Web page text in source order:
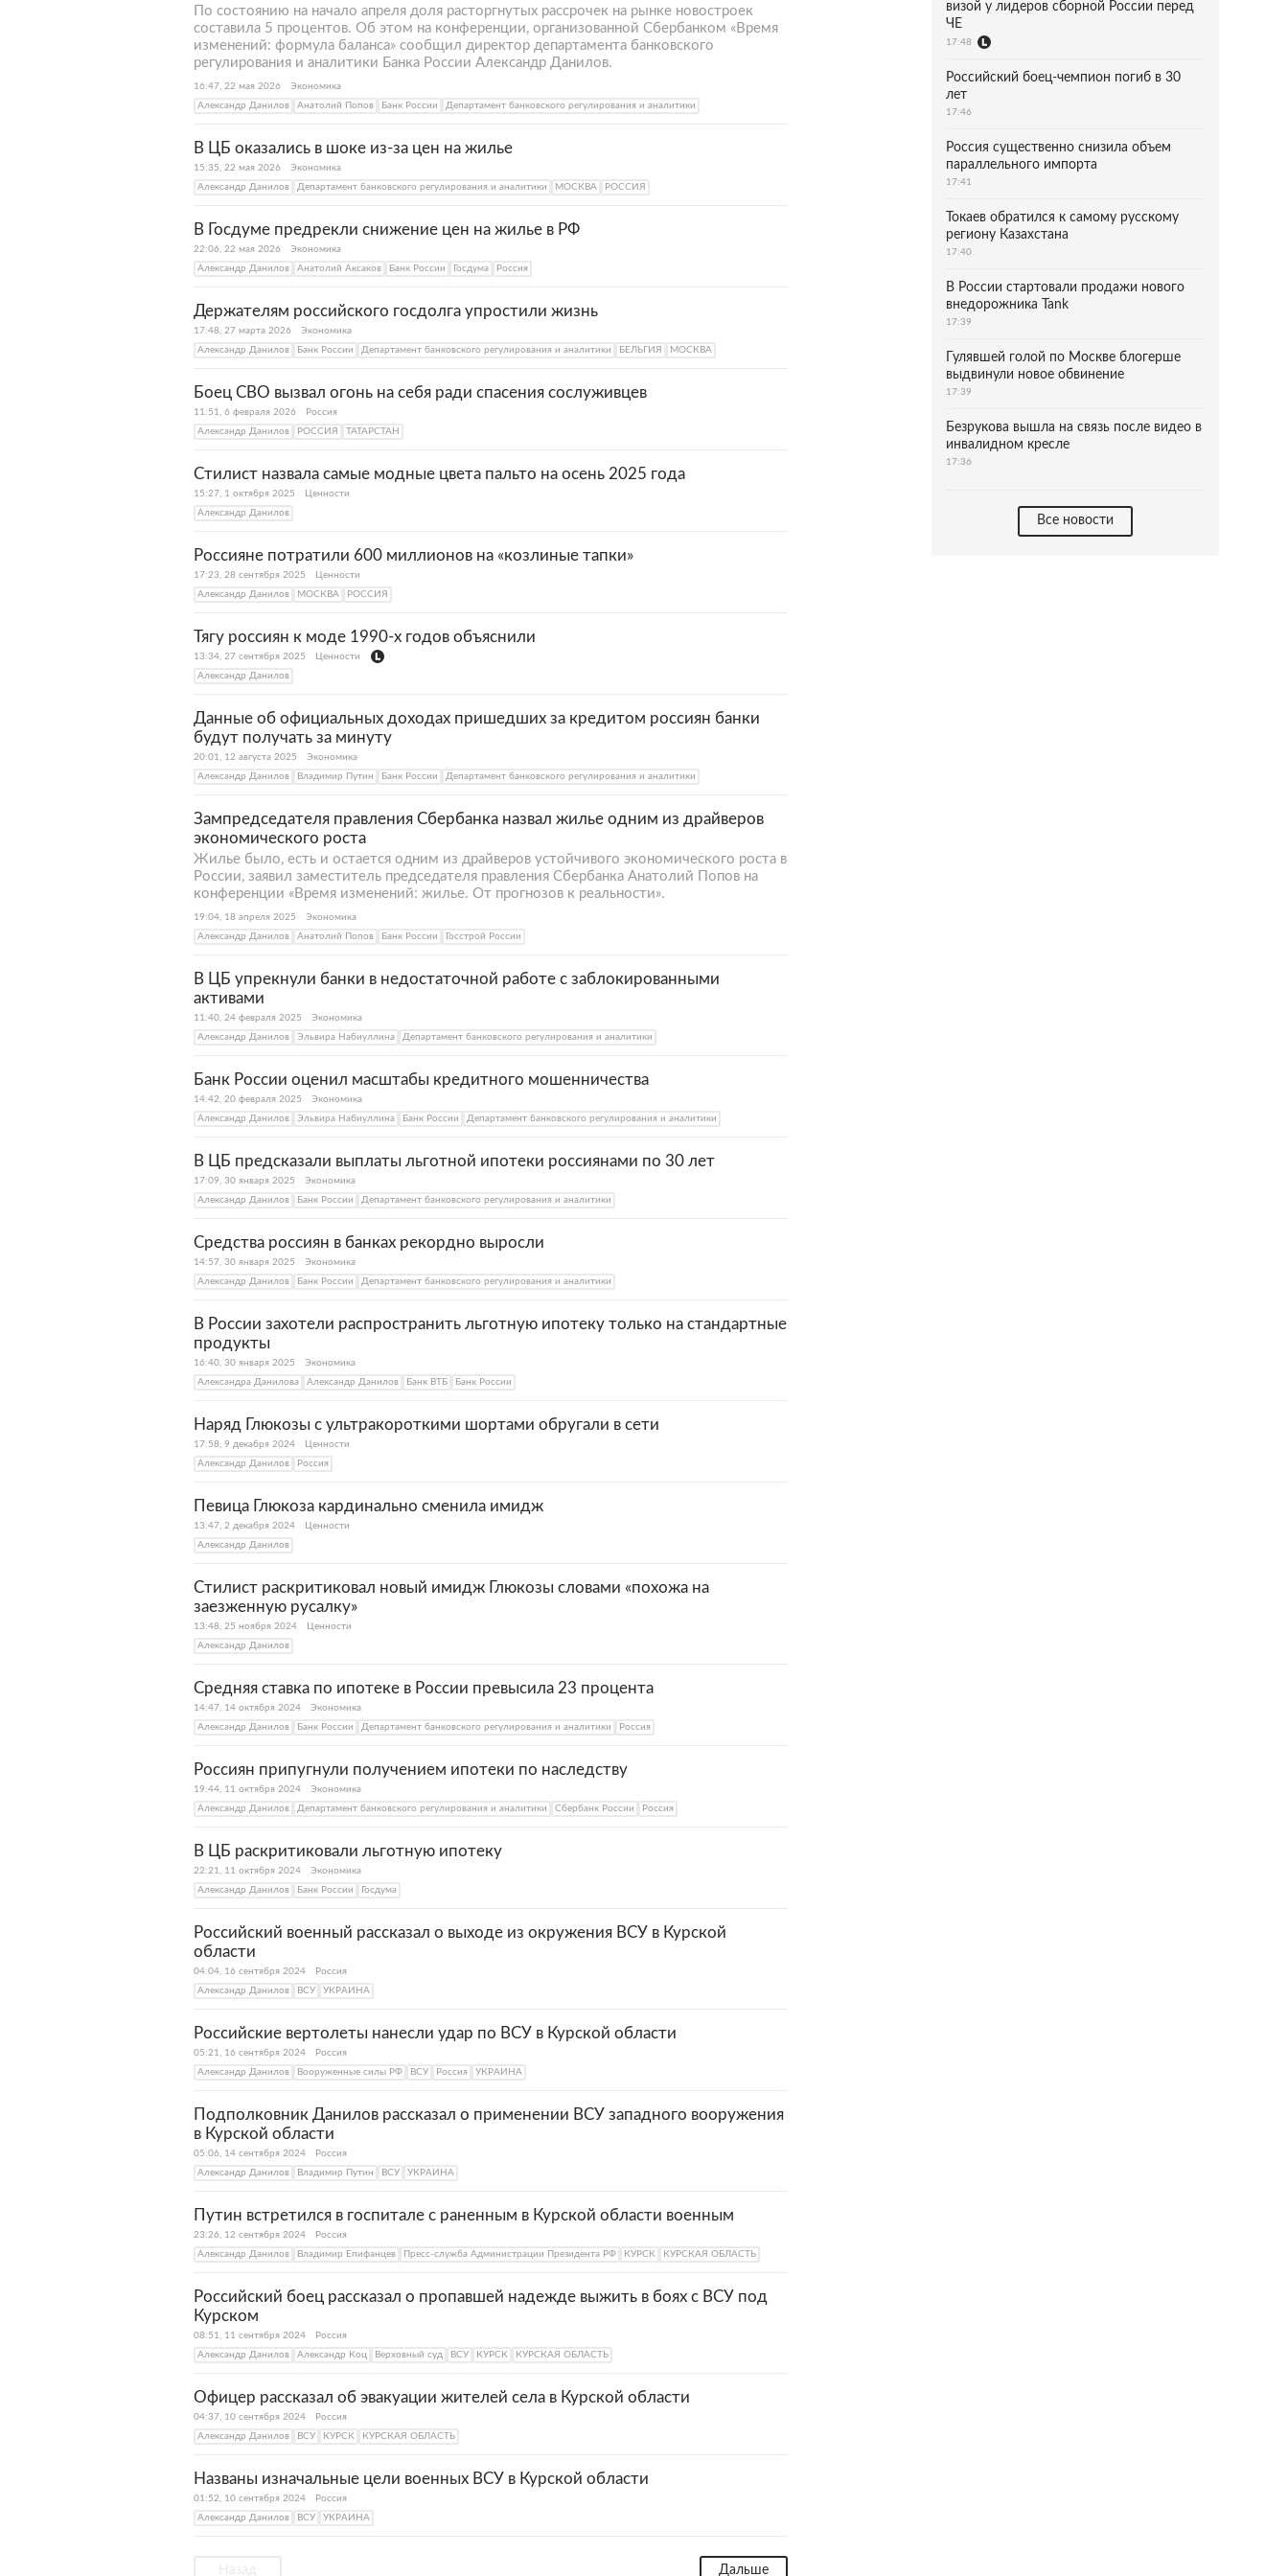
По состоянию на начало апреля доля расторгнутых рассрочек на рынке новостроек
составила 5 процентов. Об этом на конференции, организованной Сбербанком «Время
изменений: формула баланса» сообщил директор департамента банковского
регулирования и аналитики Банка России Александр Данилов.
16:47, 22 мая 2026
Экономика
Александр Данилов
Анатолий Попов Банк России Департамент банковского регулирования и аналитики
В ЦБ оказались в шоке из-за цен на жилье
15:35, 22 мая 2026
Экономика
Александр Данилов
Департамент банковского регулирования и аналитики МОСКВА РОССИЯ
В Госдуме предрекли снижение цен на жилье в РФ
22:06, 22 мая 2026
Экономика
Александр Данилов
Анатолий Аксаков Банк России Госдума Россия
Держателям российского госдолга упростили жизнь
17:48, 27 марта 2026
Экономика
Александр Данилов
Банк России Департамент банковского регулирования и аналитики БЕЛЬГИЯ МОСКВА
Боец СВО вызвал огонь на себя ради спасения сослуживцев
11:51, 6 февраля 2026
Россия
Александр Данилов
РОССИЯ ТАТАРСТАН
Стилист назвала самые модные цвета пальто на осень 2025 года
15:27, 1 октября 2025
Ценности
Александр Данилов
Россияне потратили 600 миллионов на «козлиные тапки»
17:23, 28 сентября 2025
Ценности
Александр Данилов
МОСКВА РОССИЯ
Тягу россиян к моде 1990-х годов объяснили
13:34, 27 сентября 2025
Ценности
Александр Данилов
Данные об официальных доходах пришедших за кредитом россиян банки
будут получать за минуту
20:01, 12 августа 2025
Экономика
Александр Данилов
Владимир Путин Банк России Департамент банковского регулирования и аналитики
Зампредседателя правления Сбербанка назвал жилье одним из драйверов
экономического роста
Жилье было, есть и остается одним из драйверов устойчивого экономического роста в
России, заявил заместитель председателя правления Сбербанка Анатолий Попов на
конференции «Время изменений: жилье. От прогнозов к реальности».
19:04, 18 апреля 2025
Экономика
Александр Данилов
Анатолий Попов Банк России Госстрой России
В ЦБ упрекнули банки в недостаточной работе с заблокированными
активами
11:40, 24 февраля 2025
Экономика
Александр Данилов
Эльвира Набиуллина Департамент банковского регулирования и аналитики
Банк России оценил масштабы кредитного мошенничества
14:42, 20 февраля 2025
Экономика
Александр Данилов
Эльвира Набиуллина Банк России Департамент банковского регулирования и аналитики
В ЦБ предсказали выплаты льготной ипотеки россиянами по 30 лет
17:09, 30 января 2025
Экономика
Александр Данилов
Банк России Департамент банковского регулирования и аналитики
Средства россиян в банках рекордно выросли
14:57, 30 января 2025
Экономика
Александр Данилов
Банк России Департамент банковского регулирования и аналитики
В России захотели распространить льготную ипотеку только на стандартные
продукты
16:40, 30 января 2025
Экономика
Александра Данилова
Александр Данилов Банк ВТБ Банк России
Наряд Глюкозы с ультракороткими шортами обругали в сети
17:58, 9 декабря 2024
Ценности
Александр Данилов
Россия
Певица Глюкоза кардинально сменила имидж
13:47, 2 декабря 2024
Ценности
Александр Данилов
Стилист раскритиковал новый имидж Глюкозы словами «похожа на
заезженную русалку»
13:48, 25 ноября 2024
Ценности
Александр Данилов
Средняя ставка по ипотеке в России превысила 23 процента
14:47, 14 октября 2024
Экономика
Александр Данилов
Банк России Департамент банковского регулирования и аналитики Россия
Россиян припугнули получением ипотеки по наследству
19:44, 11 октября 2024
Экономика
Александр Данилов
Департамент банковского регулирования и аналитики Сбербанк России Россия
В ЦБ раскритиковали льготную ипотеку
22:21, 11 октября 2024
Экономика
Александр Данилов
Банк России Госдума
Российский военный рассказал о выходе из окружения ВСУ в Курской
области
04:04, 16 сентября 2024
Россия
Александр Данилов
ВСУ УКРАИНА
Российские вертолеты нанесли удар по ВСУ в Курской области
05:21, 16 сентября 2024
Россия
Александр Данилов
Вооруженные силы РФ ВСУ Россия УКРАИНА
Подполковник Данилов рассказал о применении ВСУ западного вооружения
в Курской области
05:06, 14 сентября 2024
Россия
Александр Данилов
Владимир Путин ВСУ УКРАИНА
Путин встретился в госпитале с раненным в Курской области военным
23:26, 12 сентября 2024
Россия
Александр Данилов
Владимир Епифанцев Пресс-служба Администрации Президента РФ КУРСК КУРСКАЯ ОБЛАСТЬ
Российский боец рассказал о пропавшей надежде выжить в боях с ВСУ под
Курском
08:51, 11 сентября 2024
Россия
Александр Данилов
Александр Коц Верховный суд ВСУ КУРСК КУРСКАЯ ОБЛАСТЬ
Офицер рассказал об эвакуации жителей села в Курской области
04:37, 10 сентября 2024
Россия
Александр Данилов
ВСУ КУРСК КУРСКАЯ ОБЛАСТЬ
Названы изначальные цели военных ВСУ в Курской области
01:52, 10 сентября 2024
Россия
Александр Данилов
ВСУ УКРАИНА
Дальше
визой у лидеров сборной России перед
ЧЕ
17:48
Российский боец-чемпион погиб в 30
лет
17:46
Россия существенно снизила объем
параллельного импорта
17:41
Токаев обратился к самому русскому
региону Казахстана
17:40
В России стартовали продажи нового
внедорожника Tank
17:39
Гулявшей голой по Москве блогерше
выдвинули новое обвинение
17:39
Безрукова вышла на связь после видео в
инвалидном кресле
17:36
Все новости